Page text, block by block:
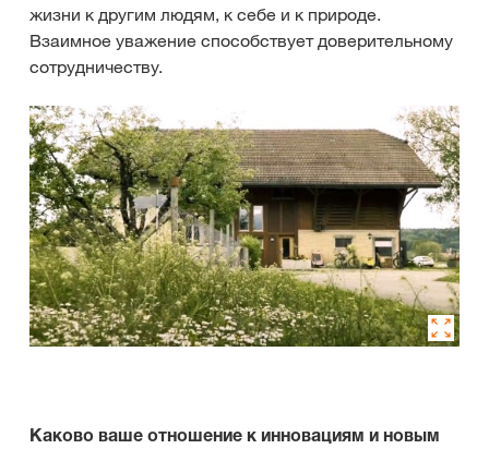
жизни к другим людям, к себе и к природе.
Взаимное уважение способствует доверительному
сотрудничеству.
Каково ваше отношение к инновациям и новым